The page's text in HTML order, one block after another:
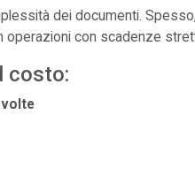
dei documenti.
operazioni con scadenze
costo: